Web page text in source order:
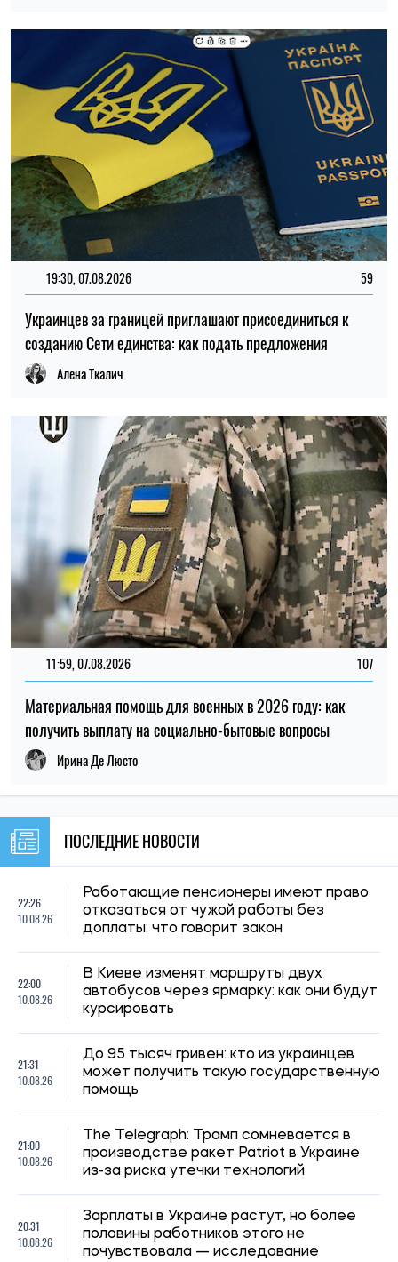
созданию Сети единства: как подать предложения
Алена Ткалич
11:59, 07.08.2026
получить выплату на социально-бытовые вопросы
Ирина Де Люсто
ПОСЛЕДНИЕ НОВОСТИ
22:26
Работающие пенсионеры имеют право
отказаться от чужой работы без
доплаты: что говорит закон
В Киеве изменят маршруты двух
автобусов через ярмарку: как они будут
21:31
10.08.26
До 95 тысяч гривен: кто из украинцев
может получить такую ​​государственную
21:00
10.08.26
производстве ракет Patriot в Украине
20:31
Зарплаты в Украине растут, но более
половины работников этого не
почувствовала — исследование
20:00
10.08.26
Ученые выяснили, как жили змеи эпохи
динозавров
19:28
10.08.26
Сколько стоит собрать ребенка в школу
в 2026 году: цены на одежду, обувь и
канцтовары
19:00
10.08.26
Ученые исследовали, как 8500 лет
назад путешествовала бусина из
морской раковины
18:27
10.08.26
Почему за проблемы киевского
транспорта должны расплачиваться
пассажиры? Мнение эксперта